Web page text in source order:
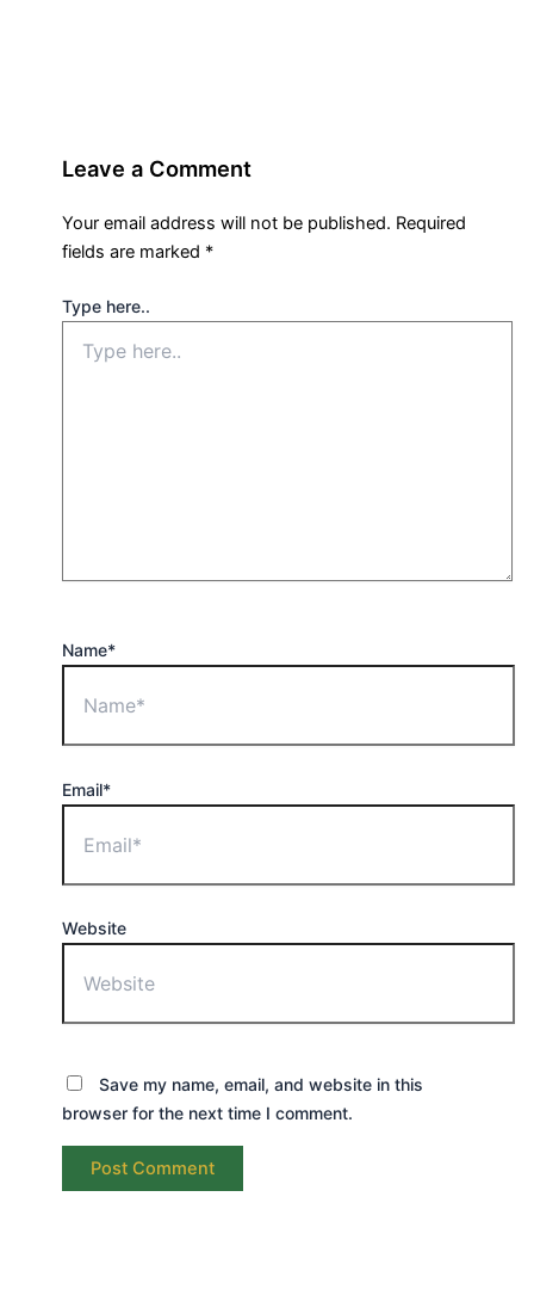
Leave a Comment
Your email address will not be published. Required
fields are marked *
Type here..
Name*
Email*
Website
Save my name, email, and website in this
browser for the next time I comment.